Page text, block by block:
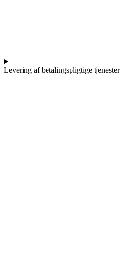
Levering af betalingspligtige tjenester